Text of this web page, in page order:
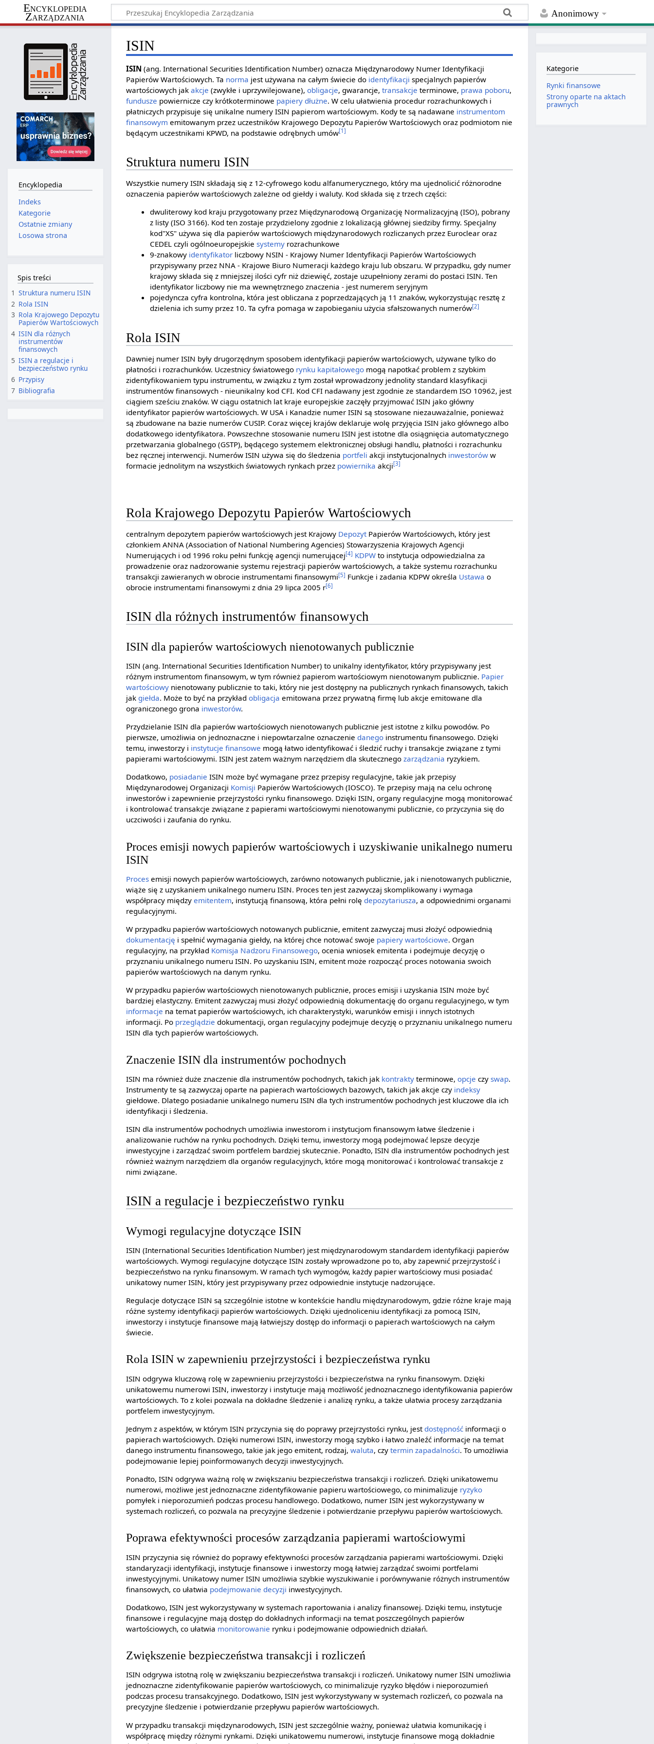
Anonimowy
Encyklopedia
Zarządzania
ISIN
ISIN (ang. International Securities Identification Number) oznacza Międzynarodowy Numer Identyfikacji
Papierów Wartościowych. Ta norma jest używana na całym świecie do identyfikacji specjalnych papierów
wartościowych jakakcje (zwykłe i uprzywilejowane),obligacje, gwarancje,transakcje terminowe, prawa poboru,
fundusze powiernicze czy krótkoterminowe papiery dłużne. W celu ułatwienia procedur rozrachunkowych i
płatniczych przypisuje się unikalne numery ISIN papierom wartościowym. Kody te są nadawane instrumentom
finansowym emitowanym przez uczestników Krajowego Depozytu Papierów Wartościowych oraz podmiotom nie
będącym uczestnikami KPWD, na podstawie odrębnych umów[1]
Struktura numeru ISIN
Wszystkie numery ISIN składają się z 12-cyfrowego kodu alfanumerycznego, który ma ujednolicić różnorodne
oznaczenia papierów wartościowych zależne od giełdy i waluty. Kod składa się z trzech części:
dwuliterowy kod kraju przygotowany przez Międzynarodową Organizację Normalizacyjną (ISO), pobrany
z listy (ISO 3166). Kod ten zostaje przydzielony zgodnie z lokalizacją głównej siedziby firmy. Specjalny
kod"XS" używa się dla papierów wartościowych międzynarodowych rozliczanych przez Euroclear oraz
CEDEL czyli ogólnoeuropejskie systemy rozrachunkowe
9-znakowy identyfikator liczbowy NSIN - Krajowy Numer Identyfikacji Papierów Wartościowych
przypisywany przez NNA - Krajowe Biuro Numeracji każdego kraju lub obszaru. W przypadku, gdy numer
krajowy składa się z mniejszej ilości cyfr niż dziewięć, zostaje uzupełniony zerami do postaci ISIN. Ten
identyfikator liczbowy nie ma wewnętrznego znaczenia - jest numerem seryjnym
pojedyncza cyfra kontrolna, która jest obliczana z poprzedzających ją 11 znaków, wykorzystując resztę z
dzielenia ich sumy przez 10. Ta cyfra pomaga w zapobieganiu użycia sfałszowanych numerów[2]
Rola ISIN
Dawniej numer ISIN były drugorzędnym sposobem identyfikacji papierów wartościowych, używane tylko do
płatności i rozrachunków. Uczestnicy światowego rynku kapitałowego mogą napotkać problem z szybkim
zidentyfikowaniem typu instrumentu, w związku z tym został wprowadzony jednolity standard klasyfikacji
instrumentów finansowych - nieunikalny kod CFI. Kod CFI nadawany jest zgodnie ze standardem ISO 10962, jest
ciągiem sześciu znaków. W ciągu ostatnich lat kraje europejskie zaczęły przyjmować ISIN jako główny
identyfikator papierów wartościowych. W USA i Kanadzie numer ISIN są stosowane niezauważalnie, ponieważ
są zbudowane na bazie numerów CUSIP. Coraz więcej krajów deklaruje wolę przyjęcia ISIN jako głównego albo
dodatkowego identyfikatora. Powszechne stosowanie numeru ISIN jest istotne dla osiągnięcia automatycznego
przetwarzania globalnego (GSTP), będącego systemem elektronicznej obsługi handlu, płatności i rozrachunku
bez ręcznej interwencji. Numerów ISIN używa się do śledzenia portfeli akcji instytucjonalnych inwestorów w
formacie jednolitym na wszystkich światowych rynkach przez powiernika akcji[3]
Rola Krajowego Depozytu Papierów Wartościowych
centralnym depozytem papierów wartościowych jest Krajowy DepozytPapierów Wartościowych, który jest
członkiem ANNA (Association of National Numbering Agencies) Stowarzyszenia Krajowych Agencji
Numerujących i od 1996 roku pełni funkcję agencji numerującej[4] KDPW to instytucja odpowiedzialna za
prowadzenie oraz nadzorowanie systemu rejestracji papierów wartościowych, a także systemu rozrachunku
transakcji zawieranych w obrocie instrumentami finansowymi[5] Funkcje i zadania KDPW określa Ustawa o
obrocie instrumentami finansowymi z dnia 29 lipca 2005 r[6]
ISIN dla różnych instrumentów finansowych
ISIN dla papierów wartościowych nienotowanych publicznie
ISIN (ang. International Securities Identification Number) to unikalny identyfikator, który przypisywany jest
różnym instrumentom finansowym, w tym również papierom wartościowym nienotowanym publicznie. Papier
wartościowy nienotowany publicznie to taki, który nie jest dostępny na publicznych rynkach finansowych, takich
jak giełda. Może to być na przykładobligacja emitowana przez prywatną firmę lub akcje emitowane dla
ograniczonego grona inwestorów.
Przydzielanie ISIN dla papierów wartościowych nienotowanych publicznie jest istotne z kilku powodów. Po
pierwsze, umożliwia on jednoznaczne i niepowtarzalne oznaczenie danego instrumentu finansowego. Dzięki
temu, inwestorzy i instytucje finansowe mogą łatwo identyfikować i śledzić ruchy i transakcje związane z tymi
papierami wartościowymi. ISIN jest zatem ważnym narzędziem dla skutecznegozarządzania ryzykiem.
Dodatkowo, posiadanie ISIN może być wymagane przez przepisy regulacyjne, takie jak przepisy
Międzynarodowej Organizacji Komisji Papierów Wartościowych (IOSCO). Te przepisy mają na celu ochronę
inwestorów i zapewnienie przejrzystości rynku finansowego. Dzięki ISIN, organy regulacyjne mogą monitorować
i kontrolować transakcje związane z papierami wartościowymi nienotowanymi publicznie, co przyczynia się do
uczciwości i zaufania do rynku.
Proces emisji nowych papierów wartościowych i uzyskiwanie unikalnego numeru
ISIN
Proces emisji nowych papierów wartościowych, zarówno notowanych publicznie, jak i nienotowanych publicznie,
wiąże się z uzyskaniem unikalnego numeru ISIN. Proces ten jest zazwyczaj skomplikowany i wymaga
współpracy międzyemitentem, instytucją finansową, która pełni rolę depozytariusza, a odpowiednimi organami
regulacyjnymi.
W przypadku papierów wartościowych notowanych publicznie, emitent zazwyczaj musi złożyć odpowiednią
dokumentację i spełnić wymagania giełdy, na której chce notować swoje papiery wartościowe. Organ
regulacyjny, na przykład Komisja Nadzoru Finansowego, ocenia wniosek emitenta i podejmuje decyzję o
przyznaniu unikalnego numeru ISIN. Po uzyskaniu ISIN, emitent może rozpocząć proces notowania swoich
papierów wartościowych na danym rynku.
W przypadku papierów wartościowych nienotowanych publicznie, proces emisji i uzyskania ISIN może być
bardziej elastyczny. Emitent zazwyczaj musi złożyć odpowiednią dokumentację do organu regulacyjnego, w tym
informacje na temat papierów wartościowych, ich charakterystyki, warunków emisji i innych istotnych
informacji. Po przeglądzie dokumentacji, organ regulacyjny podejmuje decyzję o przyznaniu unikalnego numeru
ISIN dla tych papierów wartościowych.
Znaczenie ISIN dla instrumentów pochodnych
ISIN ma również duże znaczenie dla instrumentów pochodnych, takich jak kontrakty terminowe,opcje czyswap.
Instrumenty te są zazwyczaj oparte na papierach wartościowych bazowych, takich jak akcje czy indeksy
giełdowe. Dlatego posiadanie unikalnego numeru ISIN dla tych instrumentów pochodnych jest kluczowe dla ich
identyfikacji i śledzenia.
ISIN dla instrumentów pochodnych umożliwia inwestorom i instytucjom finansowym łatwe śledzenie i
analizowanie ruchów na rynku pochodnych. Dzięki temu, inwestorzy mogą podejmować lepsze decyzje
inwestycyjne i zarządzać swoim portfelem bardziej skutecznie. Ponadto, ISIN dla instrumentów pochodnych jest
również ważnym narzędziem dla organów regulacyjnych, które mogą monitorować i kontrolować transakcje z
nimi związane.
ISIN a regulacje i bezpieczeństwo rynku
Wymogi regulacyjne dotyczące ISIN
ISIN (International Securities Identification Number) jest międzynarodowym standardem identyfikacji papierów
wartościowych. Wymogi regulacyjne dotyczące ISIN zostały wprowadzone po to, aby zapewnić przejrzystość i
bezpieczeństwo na rynku finansowym. W ramach tych wymogów, każdy papier wartościowy musi posiadać
unikatowy numer ISIN, który jest przypisywany przez odpowiednie instytucje nadzorujące.
Regulacje dotyczące ISIN są szczególnie istotne w kontekście handlu międzynarodowym, gdzie różne kraje mają
różne systemy identyfikacji papierów wartościowych. Dzięki ujednoliceniu identyfikacji za pomocą ISIN,
inwestorzy i instytucje finansowe mają łatwiejszy dostęp do informacji o papierach wartościowych na całym
świecie.
Rola ISIN w zapewnieniu przejrzystości i bezpieczeństwa rynku
ISIN odgrywa kluczową rolę w zapewnieniu przejrzystości i bezpieczeństwa na rynku finansowym. Dzięki
unikatowemu numerowi ISIN, inwestorzy i instytucje mają możliwość jednoznacznego identyfikowania papierów
wartościowych. To z kolei pozwala na dokładne śledzenie i analizę rynku, a także ułatwia procesy zarządzania
portfelem inwestycyjnym.
Jednym z aspektów, w którym ISIN przyczynia się do poprawy przejrzystości rynku, jest dostępność informacji o
papierach wartościowych. Dzięki numerowi ISIN, inwestorzy mogą szybko i łatwo znaleźć informacje na temat
danego instrumentu finansowego, takie jak jego emitent, rodzaj,waluta, czytermin zapadalności. To umożliwia
podejmowanie lepiej poinformowanych decyzji inwestycyjnych.
Ponadto, ISIN odgrywa ważną rolę w zwiększaniu bezpieczeństwa transakcji i rozliczeń. Dzięki unikatowemu
numerowi, możliwe jest jednoznaczne zidentyfikowanie papieru wartościowego, co minimalizuje ryzyko
pomyłek i nieporozumień podczas procesu handlowego. Dodatkowo, numer ISIN jest wykorzystywany w
systemach rozliczeń, co pozwala na precyzyjne śledzenie i potwierdzanie przepływu papierów wartościowych.
Poprawa efektywności procesów zarządzania papierami wartościowymi
ISIN przyczynia się również do poprawy efektywności procesów zarządzania papierami wartościowymi. Dzięki
standaryzacji identyfikacji, instytucje finansowe i inwestorzy mogą łatwiej zarządzać swoimi portfelami
inwestycyjnymi. Unikatowy numer ISIN umożliwia szybkie wyszukiwanie i porównywanie różnych instrumentów
finansowych, co ułatwia podejmowanie decyzji inwestycyjnych.
Dodatkowo, ISIN jest wykorzystywany w systemach raportowania i analizy finansowej. Dzięki temu, instytucje
finansowe i regulacyjne mają dostęp do dokładnych informacji na temat poszczególnych papierów
wartościowych, co ułatwia monitorowanie rynku i podejmowanie odpowiednich działań.
Zwiększenie bezpieczeństwa transakcji i rozliczeń
ISIN odgrywa istotną rolę w zwiększaniu bezpieczeństwa transakcji i rozliczeń. Unikatowy numer ISIN umożliwia
jednoznaczne zidentyfikowanie papierów wartościowych, co minimalizuje ryzyko błędów i nieporozumień
podczas procesu transakcyjnego. Dodatkowo, ISIN jest wykorzystywany w systemach rozliczeń, co pozwala na
precyzyjne śledzenie i potwierdzanie przepływu papierów wartościowych.
W przypadku transakcji międzynarodowych, ISIN jest szczególnie ważny, ponieważ ułatwia komunikację i
współpracę między różnymi rynkami. Dzięki unikatowemu numerowi, instytucje finansowe mogą dokładnie
Encyklopedia
Indeks
Kategorie
Ostatnie zmiany
Losowa strona
Spis treści
1 Struktura numeru ISIN
2 Rola ISIN
3 Rola Krajowego Depozytu
Papierów Wartościowych
4 ISIN dla różnych
instrumentów
finansowych
5 ISIN a regulacje i
bezpieczeństwo rynku
6 Przypisy
7 Bibliografia
Kategorie
Rynki finansowe
Strony oparte na aktach
prawnych